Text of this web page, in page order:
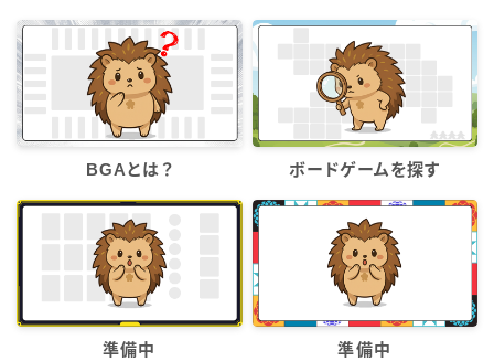
BGAとは？ ボードゲームを探す
準備中 準備中